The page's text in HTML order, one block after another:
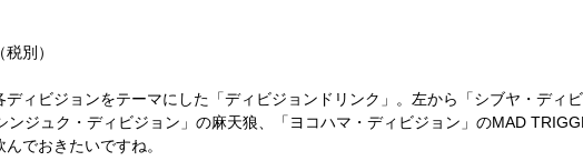
別）
ィビジョンをテーマにした「ディビジョンドリンク」。左から「シブヤ・ディ
ジュク・ディビジョン」の麻天狼、「ヨコハマ・ディビジョン」のMAD
でおきたいですね。